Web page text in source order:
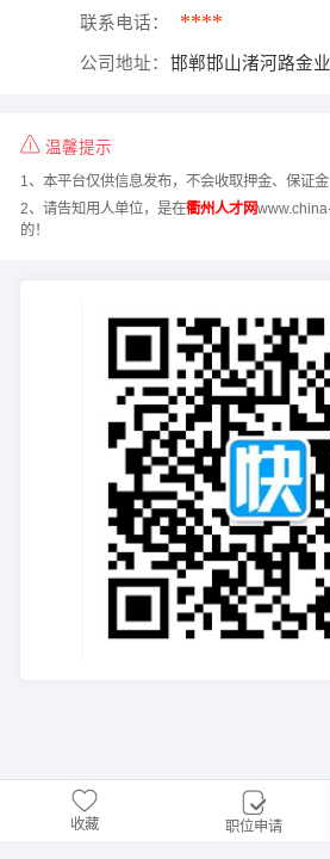
联系电话： ****
公司地址： 邯郸邯山渚河路金
温馨提示
1、本平台仅供信息发布，不会收取押金、保证金
2、请告知用人单位，是在衢州人才网
的！
收藏 职位申请